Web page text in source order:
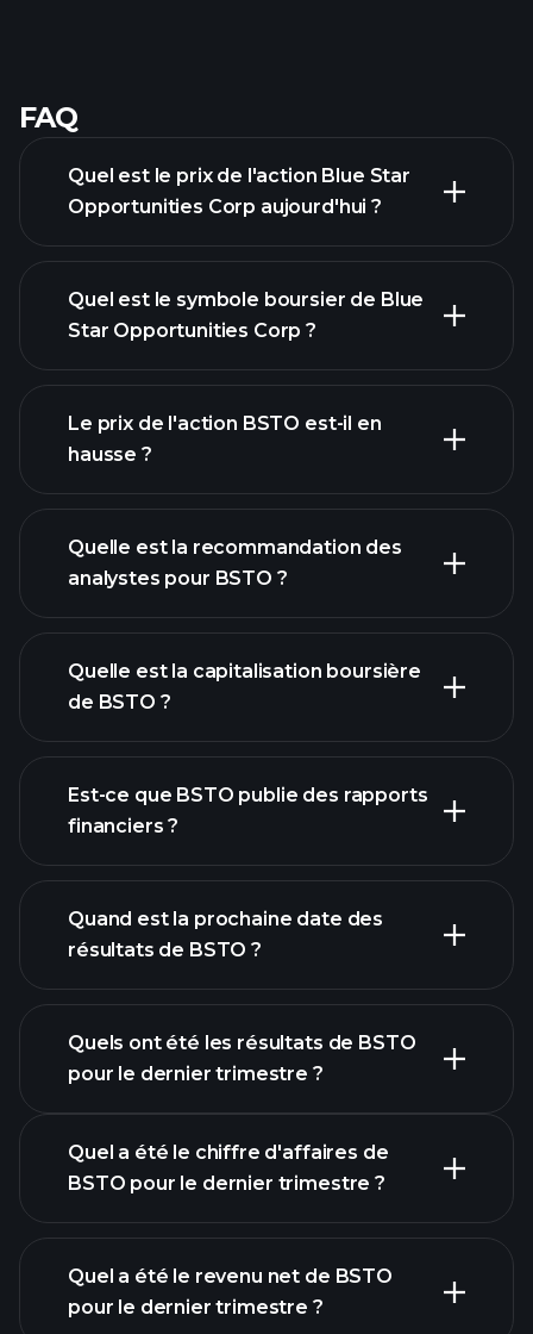
FAQ
Quel est le prix de l'action Blue Star
Opportunities Corp aujourd'hui ?
graphique avancé
Quel est le symbole boursier de Blue
Star Opportunities Corp ?
Le prix de l'action BSTO est-il en
hausse ?
graphique de BSTO
Quelle est la recommandation des
analystes pour BSTO ?
Quelle est la capitalisation boursière
de BSTO ?
notre
liste d'actions
Est-ce que BSTO publie des rapports
financiers ?
finances de
BSTO
Quand est la prochaine date des
résultats de BSTO ?
Calendrier des résultats
Quels ont été les résultats de BSTO
pour le dernier trimestre ?
les bénéfices de BSTO
Quel a été le chiffre d'affaires de
BSTO pour le dernier trimestre ?
Quel a été le revenu net de BSTO
pour le dernier trimestre ?